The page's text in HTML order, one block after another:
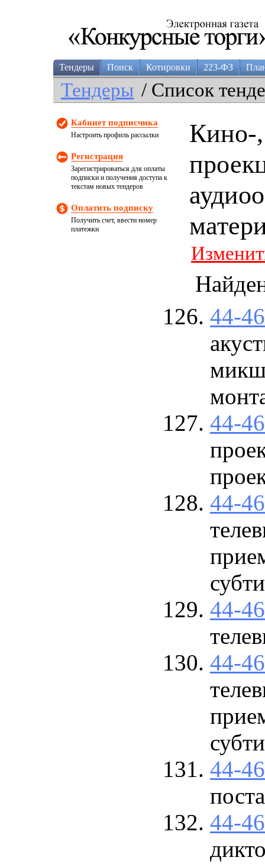
Тендеры Поиск Котировки 223-ФЗ
Тендеры / Список
Кабинет подписчика
Настроить профиль рассылки
Регистрация
Зарегистрироваться для оплаты
подписки и получения доступа к
текстам новых тендеров
Оплатить подписку
Получить счет, ввести номер
платежки
Кино-
44-
44-
44-
44-
44-
44-
44-